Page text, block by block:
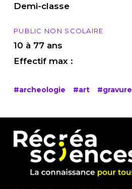
Demi-classe
PUBLIC NON SCOLAIRE
10 à 77 ans
Effectif max :
#archeologie #art #gravure